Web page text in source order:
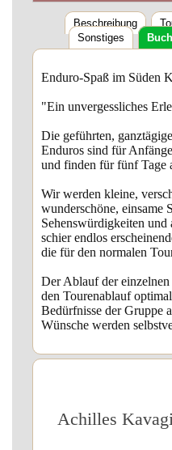
Beschreibung
Sonstiges
Enduro-Spaß im Süden
"Ein unvergessliches
Die geführten,
Enduros sind für
und finden für fünf Tage
Wir werden kleine,
wunderschöne, einsame
Sehenswürdigkeiten und
schier endlos
die für den normalen
Der Ablauf der
den Tourenablauf
Bedürfnisse der Gruppe
Wünsche werden
Achilles